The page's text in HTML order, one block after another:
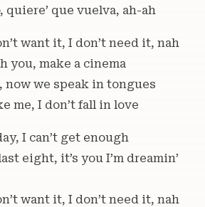
quiere’ que vuelva, ah-ah
want it, I don’t need it, nah
you, make a cinema
now we speak in tongues
me, I don’t fall in love
I can’t get enough
eight, it’s you I’m dreamin’
want it, I don’t need it, nah